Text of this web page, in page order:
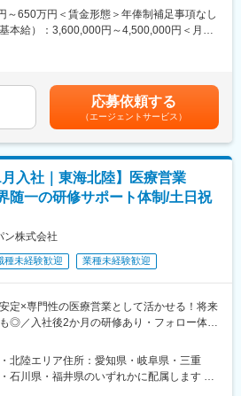
ーのセールス領域を支援する業種です。自
に派遣し、派遣先の営業として活躍いただ
なりますが、同社または配属先のメーカー
います。
マネージャーが丁寧に支援します。日々の
相談だけでなく、業務に不安がある際など
す。業界でも特に支援が手厚いと評判で
です◇
Gm8rqdqY/landing?
める業務
できるポジションです。
メーカーの営業業務を担う
界の基礎から学べるため、医療業界が初めて
できます。
案スキル」だけでなく、専門知識を持って
め、市場では需要が高まり、希少性も増し
機器営業職としてアサインされる可能性も
制
（オンライン・対面両方）があります。基
ら習得することが可能です。
する予定です。
とりの知識とスキルアップのために様々な
～650万円＜賃金形態＞年俸制補足事項なし
本給）：3,600,000円～4,500,000円＜月額
万円（四半期に1回、10万円程度支給）※た
永続勤務報奨金（3年勤務5万円支給、5年
ます。賃金はあくまでも目安の金額であ
する可能性があります。月給(月額)は固定手
応募依頼する
（エージェントサービス）
入社｜東海北陸】医療営業
随一の研修サポート体制/土日祝
ン株式会社
種未経験歓迎 業種未経験歓迎
定×専門性の医療営業として活かせる！将来
◎／入社後2か月の研修あり・フォロー体制
の専門職であるMR（医薬情報担当者）とし
北陸エリア住所：愛知県・岐阜県・三重
石川県・福井県のいずれかに配属します 受